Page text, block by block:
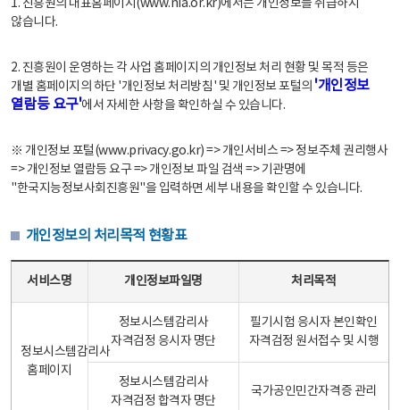
1. 진흥원의 대표홈페이지(www.nia.or.kr)에서는 개인정보를 취급하지
않습니다.
2. 진흥원이 운영하는 각 사업 홈페이지의 개인정보 처리 현황 및 목적 등은
개별 홈페이지의 하단 '개인정보 처리방침' 및 개인정보 포털의 '개인정보
열람등 요구'에서 자세한 사항을 확인하실 수 있습니다.
※ 개인정보 포털(www.privacy.go.kr) => 개인서비스 => 정보주체 권리행사
=> 개인정보 열람등 요구 => 개인정보 파일 검색 => 기관명에
"한국지능정보사회진흥원"을 입력하면 세부 내용을 확인할 수 있습니다.
개인정보의 처리목적 현황표
서비스명 개인정보파일명 처리목적
정보시스템감리사
홈페이지
정보시스템감리사
자격검정 응시자 명단
필기시험 응시자 본인확인
자격검정 원서접수 및 시행
정보시스템감리사
자격검정 합격자 명단
국가공인민간자격증 관리